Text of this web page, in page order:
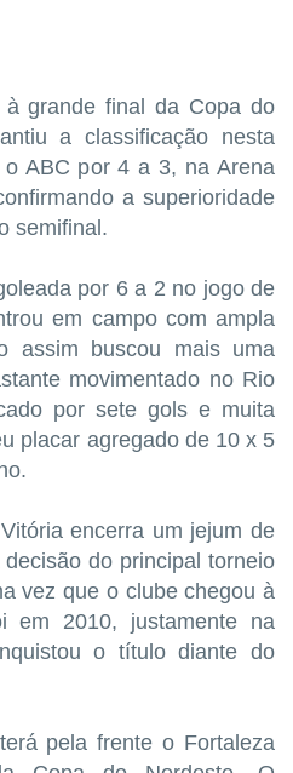
grande final da Copa do
a classificação nesta
ABC por 4 a 3, na Arena
a superioridade
semifinal.
por 6 a 2 no jogo de
em campo com ampla
assim buscou mais uma
movimentado no Rio
por sete gols e muita
placar agregado de 10 x 5
encerra um jejum de
do principal torneio
vez que o clube chegou à
em 2010, justamente na
o título diante do
pela frente o Fortaleza